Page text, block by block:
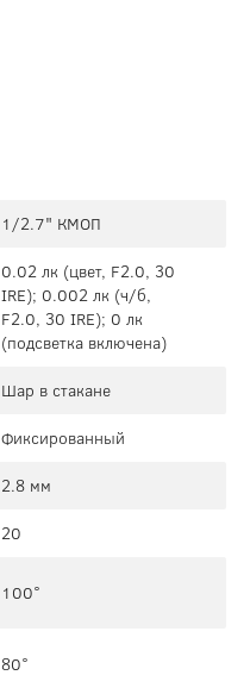
1/2.7" КМОП
0.02 лк (цвет, F2.0, 30
IRE); 0.002 лк (ч/б,
F2.0, 30 IRE); 0 лк
(подсветка включена)
Шар в стакане
Фиксированный
2.8 мм
20
100°
80°